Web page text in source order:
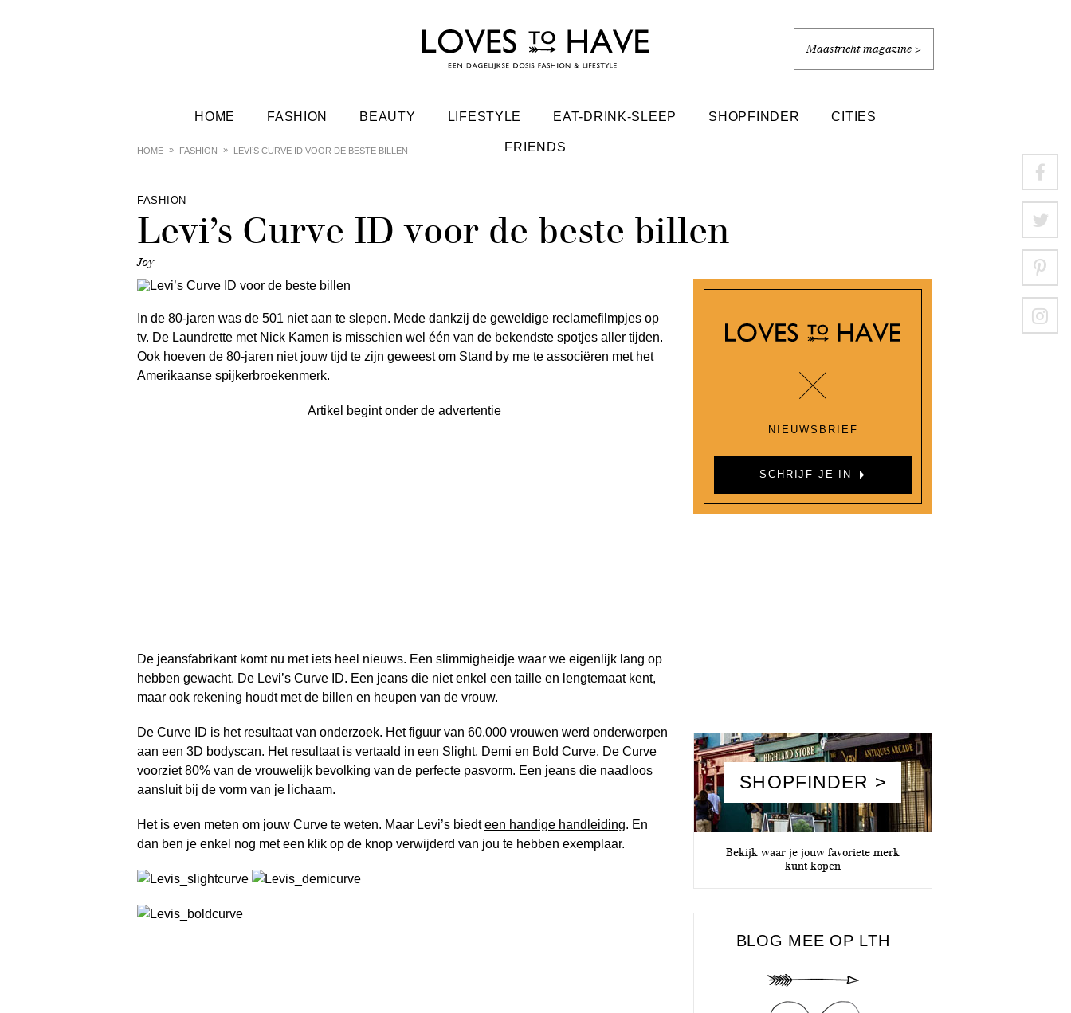
Maastricht magazine >
HOME FASHION BEAUTY LIFESTYLE EAT-DRINK-SLEEP SHOPFINDER CITIES
FRIENDS
HOME FASHION LEVI’S CURVE ID VOOR DE BESTE BILLEN
FASHION
Levi’s Curve ID voor de beste billen
Joy
In de 80-jaren was de 501 niet aan te slepen. Mede dankzij de geweldige reclamefilmpjes op
tv. De Laundrette met Nick Kamen is misschien wel één van de bekendste spotjes aller tijden.
Ook hoeven de 80-jaren niet jouw tijd te zijn geweest om Stand by me te associëren met het
Amerikaanse spijkerbroekenmerk.
Artikel begint onder de advertentie
De jeansfabrikant komt nu met iets heel nieuws. Een slimmigheidje waar we eigenlijk lang op
hebben gewacht. De Levi’s Curve ID. Een jeans die niet enkel een taille en lengtemaat kent,
maar ook rekening houdt met de billen en heupen van de vrouw.
De Curve ID is het resultaat van onderzoek. Het figuur van 60.000 vrouwen werd onderworpen
aan een 3D bodyscan. Het resultaat is vertaald in een Slight, Demi en Bold Curve. De Curve
voorziet 80% van de vrouwelijk bevolking van de perfecte pasvorm. Een jeans die naadloos
aansluit bij de vorm van je lichaam.
Het is even meten om jouw Curve te weten. Maar Levi’s biedteen handige handleiding. En
dan ben je enkel nog met een klik op de knop verwijderd van jou te hebben exemplaar.
NIEUWSBRIEF
SCHRIJF JE IN
SHOPFINDER >
Bekijk waar je jouw favoriete merk
kunt kopen
BLOG MEE OP LTH